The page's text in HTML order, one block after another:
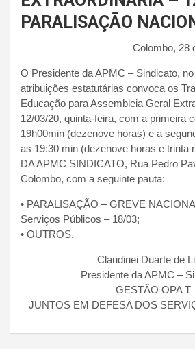
PARALISAÇÃO
Colombo, 28
O Presidente da APMC – Sindicato,
atribuições estatutárias convoca os
Educação para Assembleia Geral
12/03/20, quinta-feira, com a primeira
19h00min (dezenove horas) e a
as 19:30 min (dezenove horas e trinta
DA APMC SINDICATO, Rua Pedro
Colombo, com a seguinte pauta:
• PARALISAÇÃO – GREVE
Serviços Públicos – 18/03;
• OUTROS.
Claudinei Duarte de
Presidente da APMC –
GESTÃO OPA T
JUNTOS EM DEFESA DOS